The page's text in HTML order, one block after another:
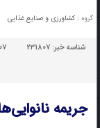
گروه : کشاورزی و صنایع غذایی
شناسه خبر:231807 07 می 2025 - 14:51